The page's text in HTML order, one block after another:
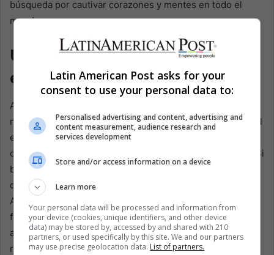
búsqueda por cautivar corazones y mentes en todo el
mundo.
Un momento crucial en la
expansión global de la NFL
A medida que nos acercamos al Super Bowl LVIII, la
narrativa que rodea a Taylor Swift y su influencia potencial
en el resultado del juego nos recuerda el poder de las
celebridades para dar forma a los fenómenos culturales. Si
bien las teorías de conspiración pueden ir y venir, la
capacidad de Swift para atraer nuevos fanáticos de
América Latina al fútbol americano sigue siendo una
fuerza innegable. Al final, el Super Bowl seguirá siendo la
atracción principal, pero el poder estelar de Swift puede
redefinir los contornos del fandom de la NFL en los años
Latin American Post asks for your
consent to use your personal data to:
Personalised advertising and content, advertising and
content measurement, audience research and
services development
Store and/or access information on a device
Learn more
Your personal data will be processed and information from
your device (cookies, unique identifiers, and other device
data) may be stored by, accessed by and shared with 210
partners, or used specifically by this site. We and our partners
may use precise geolocation data. List of partners.